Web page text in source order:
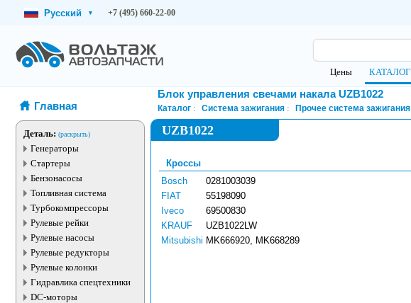
Русский ▾ +7 (495) 660-22-00
Цены КАТАЛОГ
Главная
Деталь: (раскрыть)
Генераторы
Стартеры
Бензонасосы
Топливная система
Турбокомпрессоры
Рулевые рейки
Рулевые насосы
Рулевые редукторы
Рулевые колонки
Гидравлика спецтехники
DC-моторы
Блок управления свечами накала UZB1022
Каталог Система зажигания Прочее система зажигания
UZB1022
Кроссы
Bosch
0281003039
FIAT
55198090
Iveco
69500830
KRAUF
UZB1022LW
Mitsubishi MK666920, MK668289